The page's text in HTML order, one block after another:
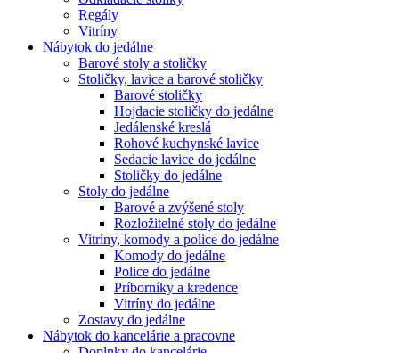
Regály
Vitríny
Nábytok do jedálne
Barové stoly a stoličky
Stoličky, lavice a barové stoličky
Barové stoličky
Hojdacie stoličky do jedálne
Jedálenské kreslá
Rohové kuchynské lavice
Sedacie lavice do jedálne
Stoličky do jedálne
Stoly do jedálne
Barové a zvýšené stoly
Rozložitelné stoly do jedálne
Vitríny, komody a police do jedálne
Komody do jedálne
Police do jedálne
Príborníky a kredence
Vitríny do jedálne
Zostavy do jedálne
Nábytok do kancelárie a pracovne